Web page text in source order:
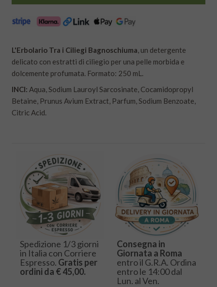
L'Erbolario Tra i Ciliegi Bagnoschiuma, un detergente
delicato con estratti di ciliegio per una pelle morbida e
dolcemente profumata. Formato: 250 mL.
INCI: Aqua, Sodium Lauroyl Sarcosinate, Cocamidopropyl
Betaine, Prunus Avium Extract, Parfum, Sodium Benzoate,
Citric Acid.
Spedizione 1/3 giorni
in Italia con Corriere
Espresso. Gratis per
ordini da € 45,00.
Consegna in
Giornata a Roma
entro il G.R.A. Ordina
entro le 14:00 dal
Lun. al Ven.